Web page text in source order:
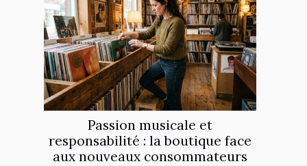
Passion musicale et
responsabilité : la boutique face
aux nouveaux consommateurs